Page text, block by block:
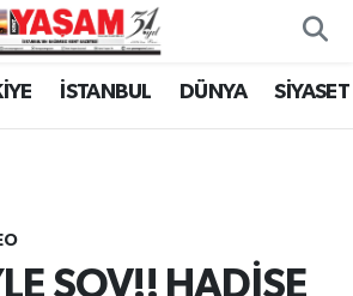
İSTANBUL DÜNYA SİYASET
ŞOV!! HADİSE